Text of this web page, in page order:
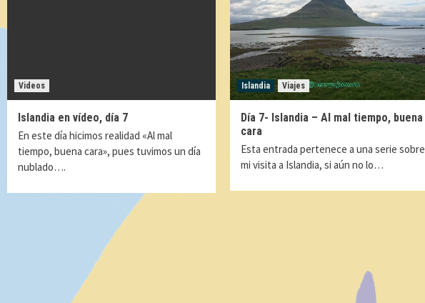
Videos
Islandia en vídeo, día 7
En este día hicimos realidad «Al mal
tiempo, buena cara», pues tuvimos un día
nublado….
Islandia Viajes
Día 7- Islandia – Al mal tiempo, buena
cara
Esta entrada pertenece a una serie sobre
mi visita a Islandia, si aún no lo…